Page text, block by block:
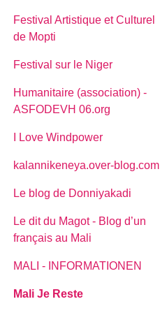
Festival Artistique et Culturel
de Mopti
Festival sur le Niger
Humanitaire (association) -
ASFODEVH 06.org
I Love Windpower
kalannikeneya.over-blog.com
Le blog de Donniyakadi
Le dit du Magot - Blog d’un
français au Mali
MALI - INFORMATIONEN
Mali Je Reste